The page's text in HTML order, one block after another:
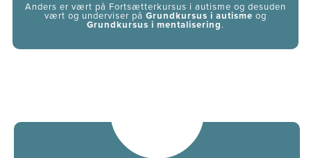
Anders er vært på Fortsætterkursus i autisme og desuden
vært og underviser på Grundkursus i autisme og
Grundkursus i mentalisering.